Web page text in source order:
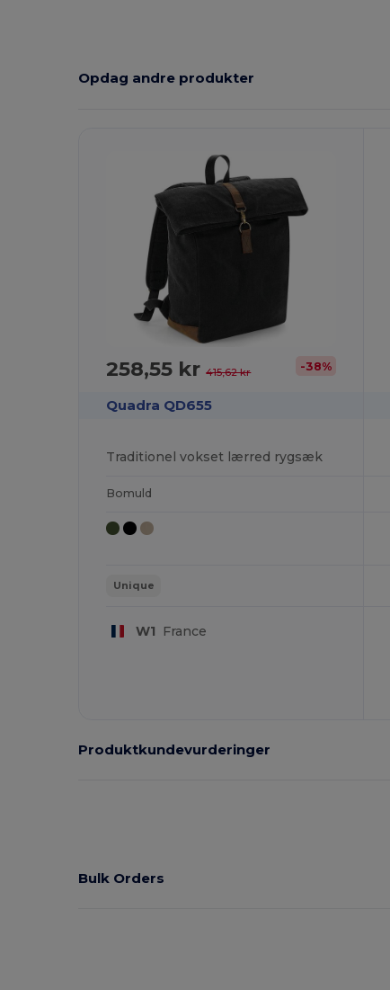
Opdag andre produkter
258,55 kr415,62 kr -38%
Quadra QD655
Traditionel vokset lærred rygsæk
Bomuld
Unique
W1 France
Produktkundevurderinger
Bulk Orders